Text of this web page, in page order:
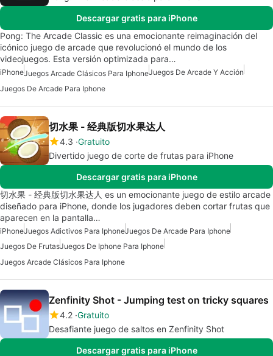
Descargar gratis para iPhone
Pong: The Arcade Classic es una emocionante reimaginación del
icónico juego de arcade que revolucionó el mundo de los
videojuegos. Esta versión optimizada para…
iPhoneJuegos Arcade Clásicos Para IphoneJuegos De Arcade Y Acción
Juegos De Arcade Para Iphone
切水果 - 经典版切水果达人
4.3 Gratuito
Divertido juego de corte de frutas para iPhone
Descargar gratis para iPhone
切水果 - 经典版切水果达人 es un emocionante juego de estilo arcade
diseñado para iPhone, donde los jugadores deben cortar frutas que
aparecen en la pantalla…
iPhoneJuegos Adictivos Para IphoneJuegos De Arcade Para Iphone
Juegos De FrutasJuegos De Iphone Para Iphone
Juegos Arcade Clásicos Para Iphone
Zenfinity Shot - Jumping test on tricky squares
4.2 Gratuito
Desafiante juego de saltos en Zenfinity Shot
Descargar gratis para iPhone